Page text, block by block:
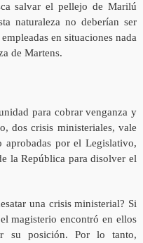
salvar el pellejo de Marilú
naturaleza no deberían ser
en situaciones nada
de Martens.
para cobrar venganza y
dos crisis ministeriales, vale
aprobadas por el Legislativo,
la República para disolver el
una crisis ministerial? Si
magisterio encontró en ellos
su posición. Por lo tanto,